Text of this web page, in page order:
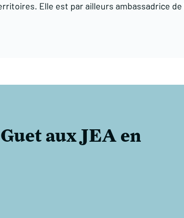
Elle est par ailleurs ambassadrice de
aux JEA en